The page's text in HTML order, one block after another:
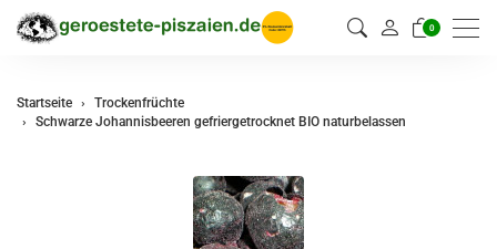
0
Startseite
Trockenfrüchte
Schwarze Johannisbeeren gefriergetrocknet BIO naturbelassen